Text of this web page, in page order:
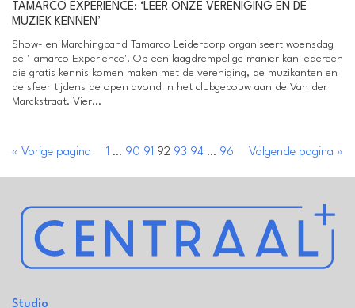
TAMARCO EXPERIENCE: ‘LEER ONZE VERENIGING EN DE
MUZIEK KENNEN’
Show- en Marchingband Tamarco Leiderdorp organiseert woensdag
de 'Tamarco Experience'. Op een laagdrempelige manier kan iedereen
die gratis kennis komen maken met de vereniging, de muzikanten en
de sfeer tijdens de open avond in het clubgebouw aan de Van der
Marckstraat. Vier...
« Vorige pagina 1 … 90 91 92 93 94 … 96 Volgende pagina »
Studio